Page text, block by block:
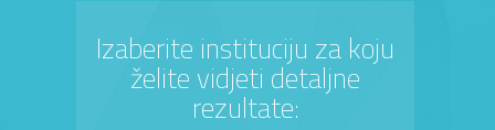
Izaberite instituciju za koju
želite vidjeti detaljne
rezultate: